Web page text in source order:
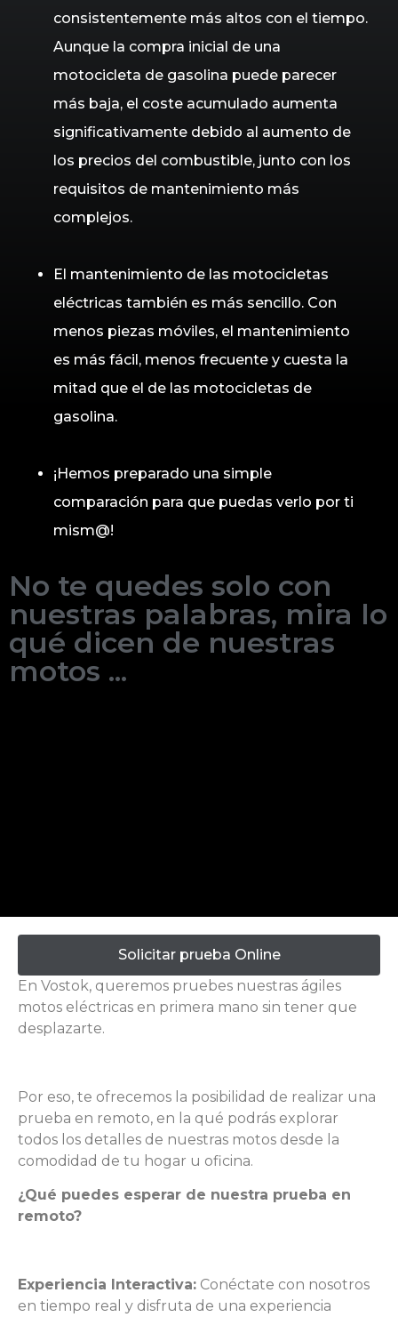
consistentemente más altos con el tiempo.
Aunque la compra inicial de una
motocicleta de gasolina puede parecer
más baja, el coste acumulado aumenta
significativamente debido al aumento de
los precios del combustible, junto con los
requisitos de mantenimiento más
complejos.
El mantenimiento de las motocicletas
eléctricas también es más sencillo. Con
menos piezas móviles, el mantenimiento
es más fácil, menos frecuente y cuesta la
mitad que el de las motocicletas de
gasolina.
¡Hemos preparado una simple
comparación para que puedas verlo por ti
mism@!
No te quedes solo con
nuestras palabras, mira lo
qué dicen de nuestras
motos ...
Solicitar prueba Online
En Vostok, queremos pruebes nuestras ágiles
motos eléctricas en primera mano sin tener que
desplazarte.
Por eso, te ofrecemos la posibilidad de realizar una
prueba en remoto, en la qué podrás explorar
todos los detalles de nuestras motos desde la
comodidad de tu hogar u oficina.
¿Qué puedes esperar de nuestra prueba en
remoto?
Experiencia Interactiva: Conéctate con nosotros
en tiempo real y disfruta de una experiencia